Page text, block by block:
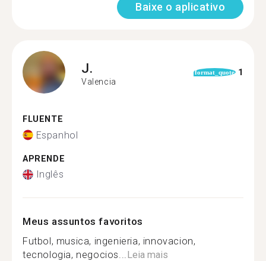
Baixe o aplicativo
J.
Valencia
format_quote 1
FLUENTE
Espanhol
APRENDE
Inglês
Meus assuntos favoritos
Futbol, musica, ingenieria, innovacion,
tecnologia, negocios...Leia mais